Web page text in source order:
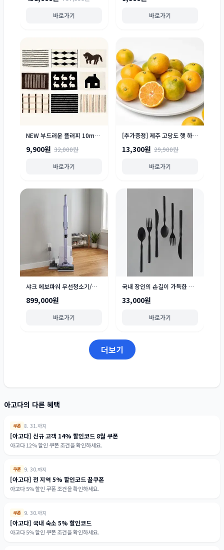
바로가기
바로가기
NEW 부드러운 플러피 10mm 자카드 발매트 - 11종
9,900원 32,000원
바로가기
[추가증정] 제주 고당도 햇 하우스귤 2kg 실중량 / 산지에서 바로배송
13,300원 29,900원
바로가기
샤크 에보파워 무선청소기/크리스피/터보블레이드/블라스트 맥스 외 BEST
899,000원
바로가기
국내 장인의 손길이 가득한 곡선 오브제 커트러리 시리즈
33,000원
바로가기
더보기
아고다의 다른 혜택
쿠폰 8. 31.까지
[아고다] 신규 고객 14% 할인코드 8월 쿠폰
아고다 12% 할인 쿠폰 조건을 확인하세요.
쿠폰 9. 30.까지
[아고다] 전 지역 5% 할인코드 꿀쿠폰
아고다 5% 할인 쿠폰 조건을 확인하세요.
쿠폰 9. 30.까지
[아고다] 국내 숙소 5% 할인코드
아고다 5% 할인 쿠폰 조건을 확인하세요.